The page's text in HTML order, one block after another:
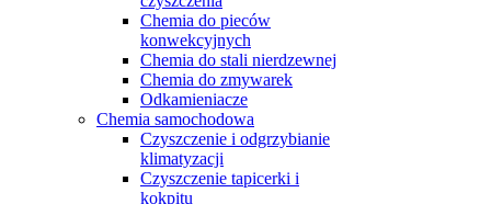
Chemia do pieców
konwekcyjnych
Chemia do stali nierdzewnej
Chemia do zmywarek
Odkamieniacze
Chemia samochodowa
Czyszczenie i odgrzybianie
klimatyzacji
Czyszczenie tapicerki i
kokpitu